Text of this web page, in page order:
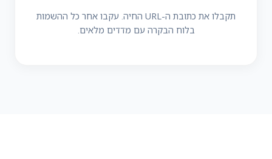
תקבלו את כתובת ה-URL החיה. עקבו אחר כל ההשמות
בלוח הבקרה עם מדדים מלאים.